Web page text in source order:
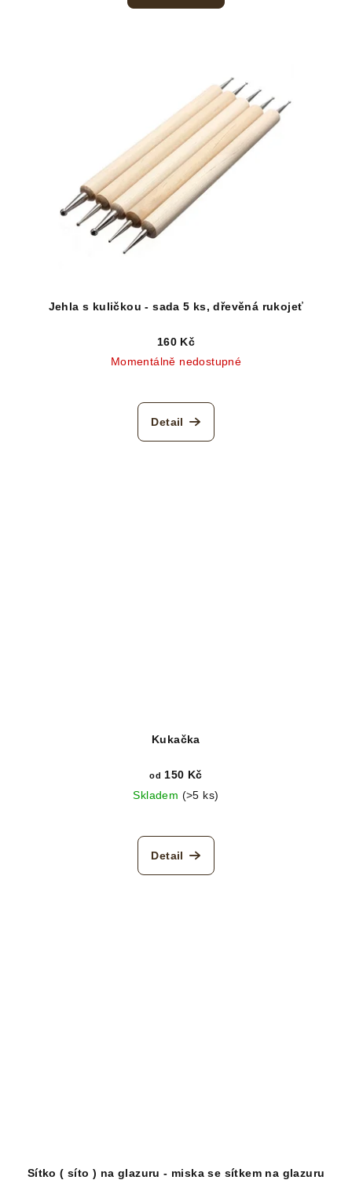
Jehla s kuličkou - sada 5 ks, dřevěná rukojeť
160 Kč
Momentálně nedostupné
Detail
Kukačka
od 150 Kč
Skladem (>5 ks)
Detail
Sítko ( síto ) na glazuru - miska se sítkem na glazuru